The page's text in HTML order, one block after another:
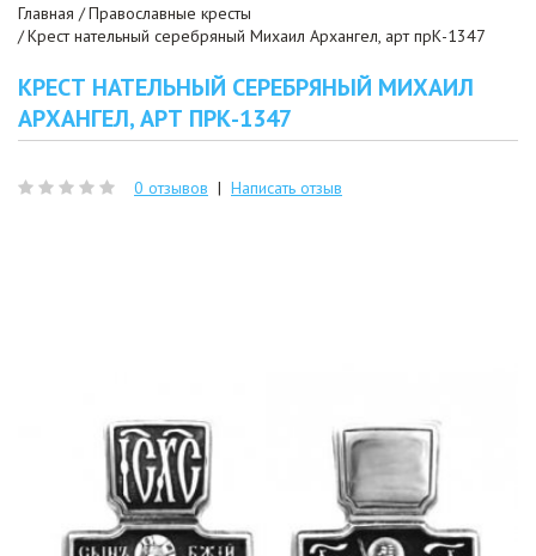
Главная
Православные кресты
Крест нательный серебряный Михаил Архангел, арт прК-1347
КРЕСТ НАТЕЛЬНЫЙ СЕРЕБРЯНЫЙ МИХАИЛ
АРХАНГЕЛ, АРТ ПРК-1347
0 отзывов | Написать отзыв